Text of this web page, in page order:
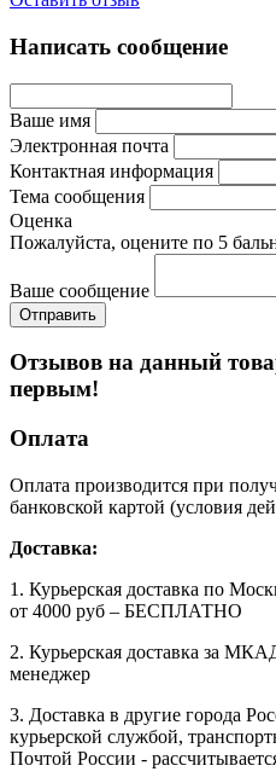
Написать сообщение
Ваше имя
Электронная почта
Контактная информация
Тема сообщения
Оценка
Пожалуйста, оцените по 5
Ваше сообщение
Отзывов на данный
первым!
Оплата
Оплата производится при
банковской картой (условия
Доставка:
1. Курьерская доставка по
от 4000 руб – БЕСПЛАТНО
2. Курьерская доставка за
менеджер
3. Доставка в другие города
курьерской службой,
Почтой России -